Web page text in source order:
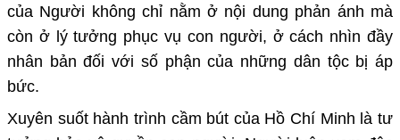
của Người không chỉ nằm ở nội dung phản ánh mà
còn ở lý tưởng phục vụ con người, ở cách nhìn đầy
nhân bản đối với số phận của những dân tộc bị áp
bức.
Xuyên suốt hành trình cầm bút của Hồ Chí Minh là tư